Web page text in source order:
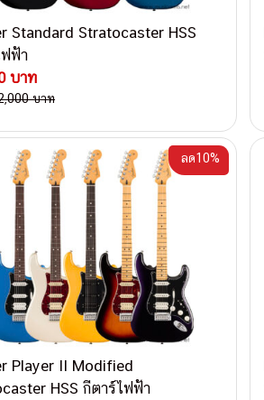
Standard Stratocaster HSS
ฟ้า
บาท
บาท
Player II Modified
HSS กีตาร์ไฟฟ้า
ลด10%